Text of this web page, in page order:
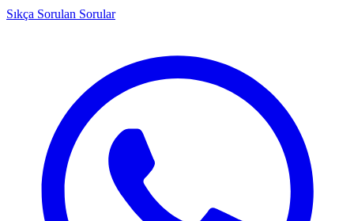
Sıkça Sorulan Sorular